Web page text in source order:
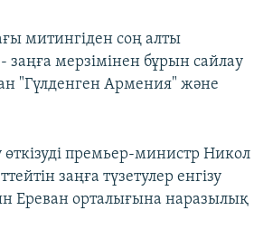
митингіден соң алты
заңға мерзімінен бұрын сайлау
"Гүлденген Армения" және
премьер-министр Никол
заңға түзетулер енгізу
Ереван орталығына наразылық